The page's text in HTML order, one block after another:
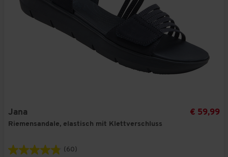
Jana
Riemensandale, elastisch mit Klettverschluss
€ 59,99
(60)